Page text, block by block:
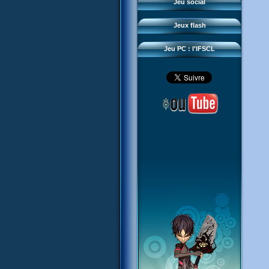
Jeu social
Jeux flash
Sector 2 Escape
Jeu PC : l'IFSCL
Téléchargements
Réseau IFSCL